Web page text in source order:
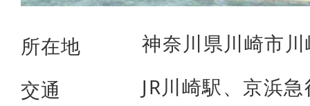
所在地
神奈川県川崎市
交通
JR川崎駅、京浜